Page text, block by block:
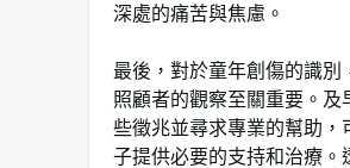
深處的痛苦與焦慮。
最後，對於童年創傷的識別
照顧者的觀察至關重要。及
些徵兆並尋求專業的幫助，
子提供必要的支持和治療。